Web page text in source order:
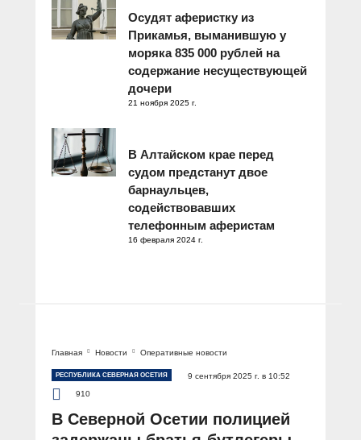
Осудят аферистку из
Прикамья, выманившую у
моряка 835 000 рублей на
содержание несуществующей
дочери
21 ноября 2025 г.
В Алтайском крае перед
судом предстанут двое
барнаульцев,
содействовавших
телефонным аферистам
16 февраля 2024 г.
Главная Новости Оперативные новости
РЕСПУБЛИКА СЕВЕРНАЯ ОСЕТИЯ
9 сентября 2025 г. в 10:52
910
В Северной Осетии полицией